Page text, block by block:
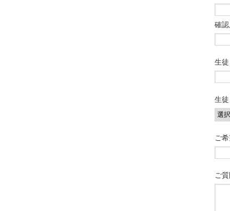
確
生
生
ご
ご